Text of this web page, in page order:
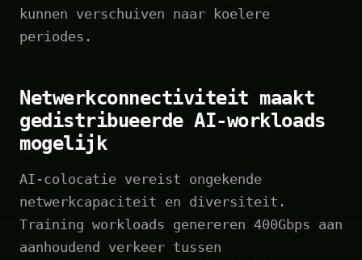
kunnen verschuiven naar koelere
periodes.
Netwerkconnectiviteit maakt
gedistribueerde AI-workloads
mogelijk
AI-colocatie vereist ongekende
netwerkcapaciteit en diversiteit.
Training workloads genereren 400Gbps aan
aanhoudend verkeer tussen